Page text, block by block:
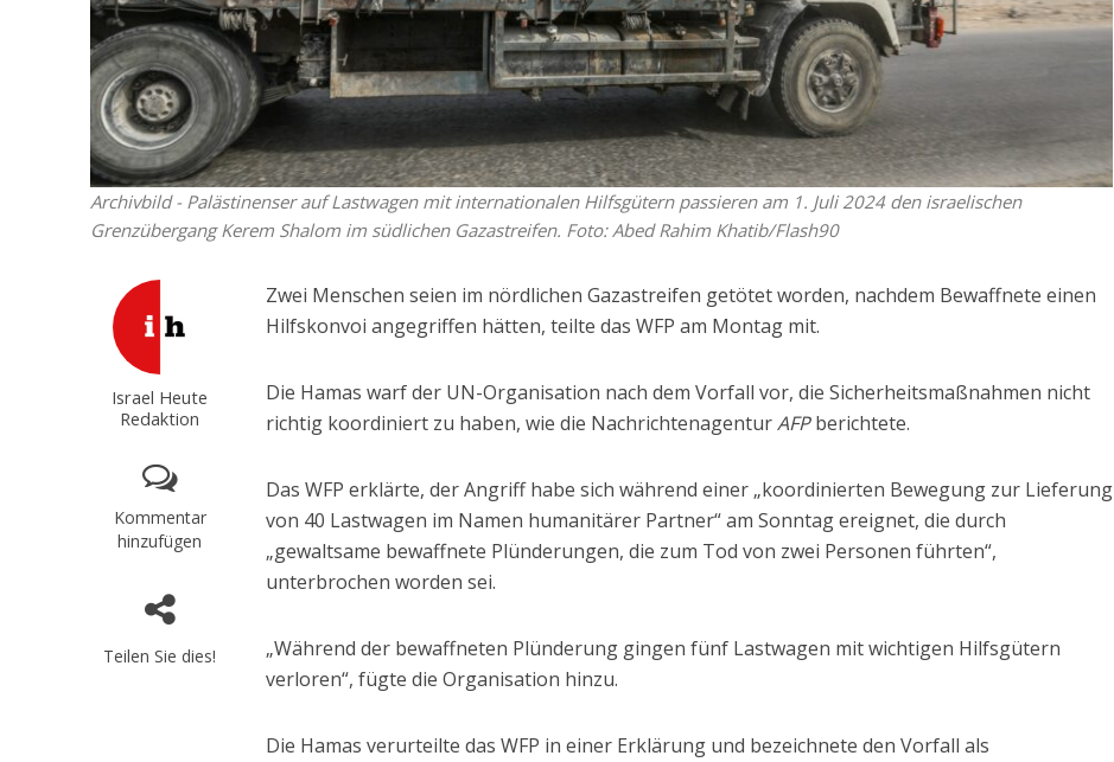
Archivbild - Palästinenser auf Lastwagen mit internationalen Hilfsgütern passieren am 1. Juli 2024 den israelischen
Grenzübergang Kerem Shalom im südlichen Gazastreifen. Foto: Abed Rahim Khatib/Flash90
Israel Heute
Redaktion
Kommentar
hinzufügen
Teilen Sie dies!
Zwei Menschen seien im nördlichen Gazastreifen getötet worden, nachdem Bewaffnete einen
Hilfskonvoi angegriffen hätten, teilte das WFP am Montag mit.
Die Hamas warf der UN-Organisation nach dem Vorfall vor, die Sicherheitsmaßnahmen nicht
richtig koordiniert zu haben, wie die NachrichtenagenturAFPberichtete.
Das WFP erklärte, der Angriff habe sich während einer „koordinierten Bewegung zur Lieferung
von 40 Lastwagen im Namen humanitärer Partner“ am Sonntag ereignet, die durch
„gewaltsame bewaffnete Plünderungen, die zum Tod von zwei Personen führten“,
unterbrochen worden sei.
„Während der bewaffneten Plünderung gingen fünf Lastwagen mit wichtigen Hilfsgütern
verloren“, fügte die Organisation hinzu.
Die Hamas verurteilte das WFP in einer Erklärung und bezeichnete den Vorfall als